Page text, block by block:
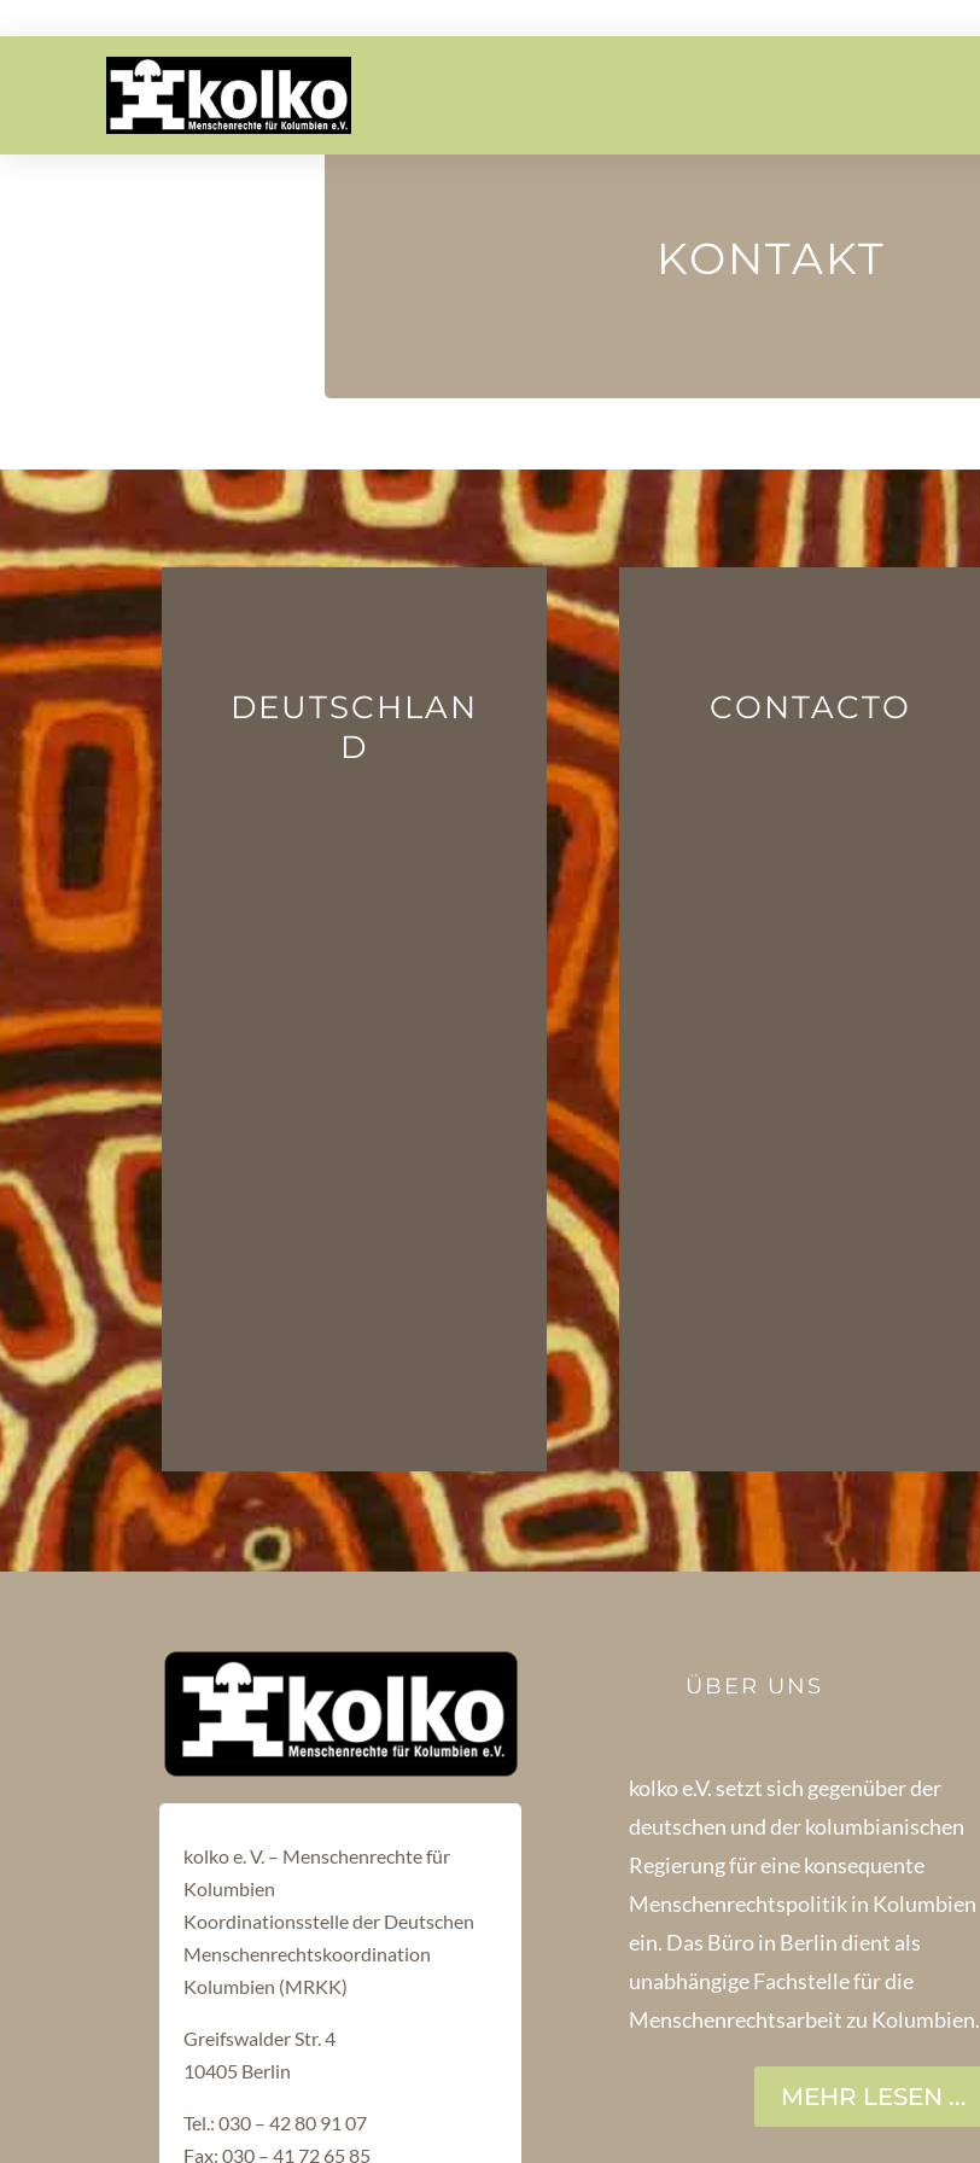
KONTAKT
DEUTSCHLAN
D
CONTACTO
kolko e. V. – Menschenrechte für
Kolumbien
Koordinationsstelle der Deutschen
Menschenrechtskoordination
Kolumbien (MRKK)
Greifswalder Str. 4
10405 Berlin
Tel.: 030 – 42 80 91 07
Fax: 030 – 41 72 65 85
ÜBER UNS
kolko e.V. setzt sich gegenüber der
deutschen und der kolumbianischen
Regierung für eine konsequente
Menschenrechts­politik in Kolum­bien
ein. Das Büro in Berlin dient als
unabhängige Fachstelle für die
Menschen­rechtsarbeit zu Kolumbien.
MEHR LESEN ...